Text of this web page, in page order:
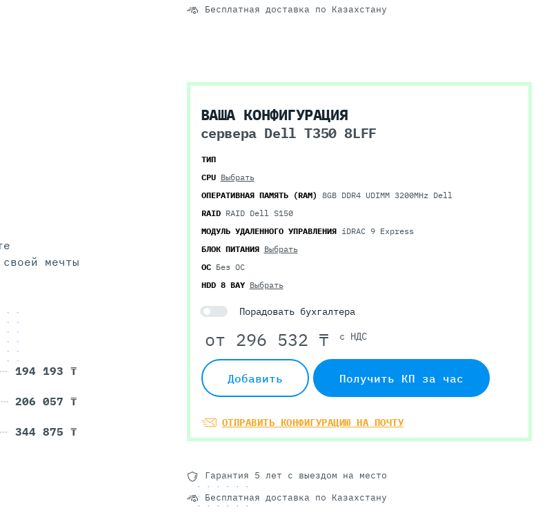
мечты
194 193 ₸
206 057 ₸
344 875 ₸
Бесплатная доставка по Казахстану
ВАША КОНФИГУРАЦИЯ
сервера Dell T350 8LFF
ТИП
CPU Выбрать
ОПЕРАТИВНАЯ ПАМЯТЬ (RAM) 8GB DDR4 UDIMM 3200MHz Dell
RAID RAID Dell S150
МОДУЛЬ УДАЛЕННОГО УПРАВЛЕНИЯ iDRAC 9 Express
БЛОК ПИТАНИЯ Выбрать
ОС Без ОС
HDD 8 BAY Выбрать
Порадовать бухгалтера
от 296 532 ₸ с НДС
Добавить Получить КП за час
ОТПРАВИТЬ КОНФИГУРАЦИЮ НА ПОЧТУ
Гарантия 5 лет с выездом на место
Бесплатная доставка по Казахстану